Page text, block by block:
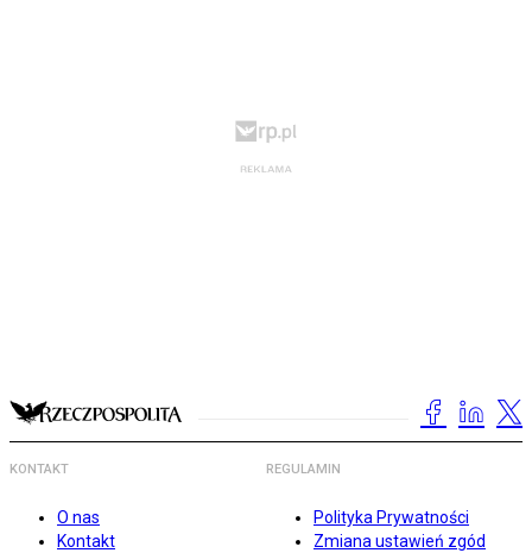
KONTAKT
O nas
Kontakt
REGULAMIN
Polityka Prywatności
Zmiana ustawień zgód